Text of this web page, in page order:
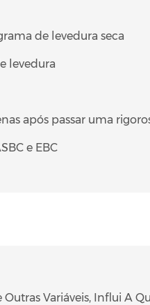
de levedura seca
levedura
após passar uma
e EBC
Outras Variáveis, Influi A